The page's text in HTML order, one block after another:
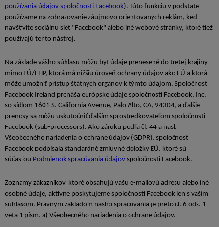
používania údajov spoločnosti Facebook). Túto funkciu v podstate
používame na zobrazovanie záujmovo orientovaných reklám, keď
navštívite sociálnu sieť "Facebook" alebo iné webové stránky, ktoré tiež
používajú tento nástroj.
Na základe vášho súhlasu môžu byť údaje prenesené do tretej krajiny
mimo EÚ/EHP, ktorá má nižšiu úroveň ochrany údajov ako EÚ a ktorá
môže umožniť prístup štátnych orgánov k týmto údajom. Spoločnosť
Facebook Ireland prenáša európske údaje spoločnosti Facebook, Inc.
so sídlom 1601 S. California Avenue, Palo Alto, CA, 94304, a ďalšie
prenosy sa môžu uskutočniť ďalším sprostredkovateľom spoločnosti
Facebook (sub-processors). Ako záruku podľa čl. 44 a nasl.
Všeobecného nariadenia o ochrane údajov (GDPR), spoločnosť
Facebook podpísala štandardné zmluvné doložky EÚ, ktoré sú
súčasťou Podmienok spracúvania údajov spoločnosti Facebook.
Zoznamy zákazníkov, ktoré obsahujú vašu e-mailovú adresu alebo iné
osobné údaje, aktívne poskytujeme spoločnosti Facebook len s vaším
súhlasom. Právnym základom nášho spracovania je preto čl. 6 ods. 1
veta 1 písm. a) Všeobecného nariadenia o ochrane údajov.